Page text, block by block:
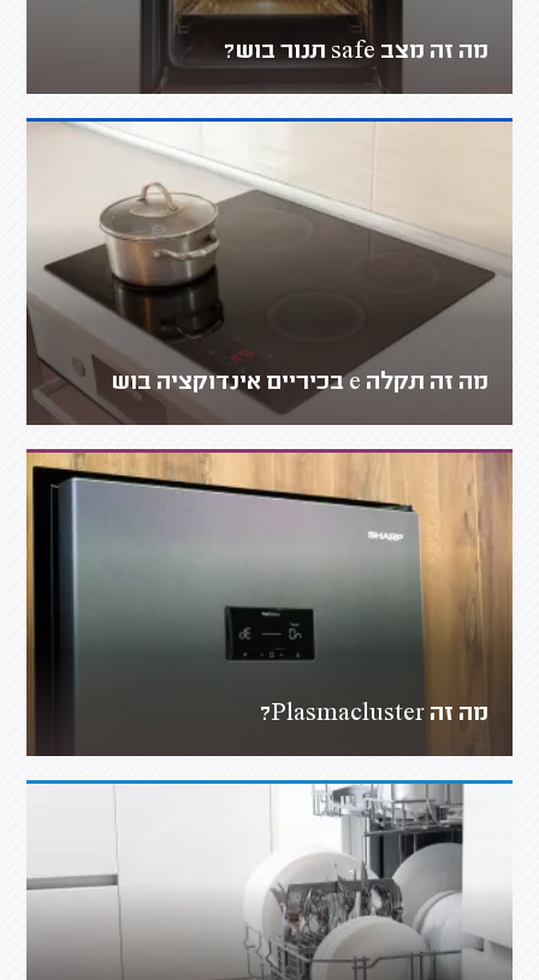
מה זה מצב safe תנור בוש?
מה זה תקלה e בכיריים אינדוקציה בוש
מה זה Plasmacluster?